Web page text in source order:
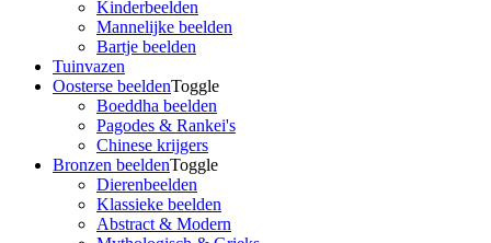
Kinderbeelden
Mannelijke beelden
Bartje beelden
Tuinvazen
Oosterse beeldenToggle
Boeddha beelden
Pagodes & Rankei's
Chinese krijgers
Bronzen beeldenToggle
Dierenbeelden
Klassieke beelden
Abstract & Modern